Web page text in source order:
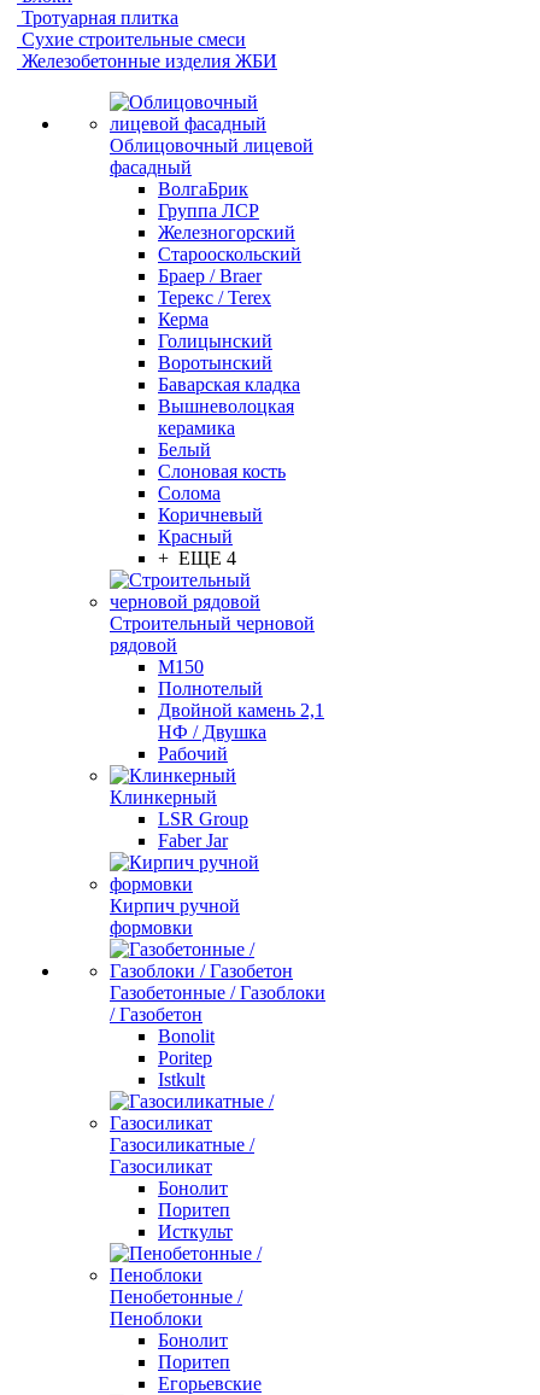
Тротуарная плитка
Сухие строительные смеси
Железобетонные изделия ЖБИ
Облицовочный лицевой
фасадный
ВолгаБрик
Группа ЛСР
Железногорский
Старооскольский
Браер / Braer
Терекс / Terex
Керма
Голицынский
Воротынский
Баварская кладка
Вышневолоцкая
керамика
Белый
Слоновая кость
Солома
Коричневый
Красный
+ ЕЩЕ 4
Строительный черновой
рядовой
М150
Полнотелый
Двойной камень 2,1
НФ / Двушка
Рабочий
Клинкерный
LSR Group
Faber Jar
Кирпич ручной
формовки
Газобетонные / Газоблоки
/ Газобетон
Bonolit
Poritep
Istkult
Газосиликатные /
Газосиликат
Бонолит
Поритеп
Исткульт
Пенобетонные /
Пеноблоки
Бонолит
Поритеп
Егорьевские